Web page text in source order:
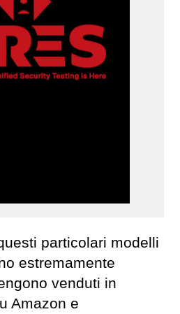
particolari modelli
estremamente
venduti in
Amazon e